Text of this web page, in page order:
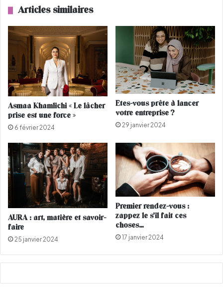
a
s
a
b
l
a
n
c
t
e
e
i
d
a
K
a
e
l
n
’
s
p
l
u
s
Articles similaires
Asmaa Khamlichi « Le lâcher
prise est une force »
6 février 2024
Etes-vous prête à lancer
votre entreprise ?
29 janvier 2024
AURA : art, matière et savoir-
faire
25 janvier 2024
Premier rendez-vous :
zappez le s’il fait ces
choses…
17 janvier 2024